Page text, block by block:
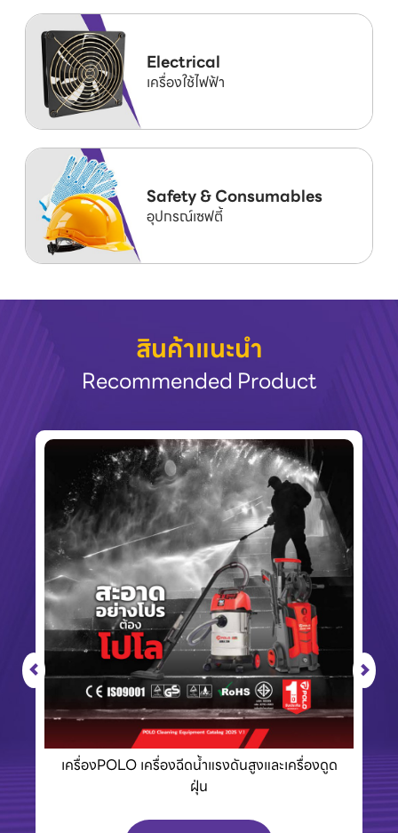
Electrical
เครื่องใช้ไฟฟ้า
Safety & Consumables
อุปกรณ์เซฟตี้
สินค้าแนะนำ
Recommended Product
เครื่องPOLO เครื่องฉีดน้ำแรงดันสูงและเครื่องดูด
ฝุ่น